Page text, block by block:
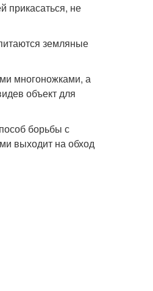
прикасаться, не
земляные
многоножками, а
объект для
борьбы с
выходит на обход